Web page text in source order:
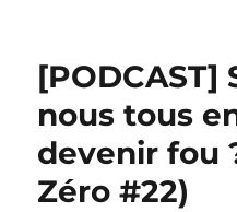
[PODCAST]
nous tous
devenir fou
Zéro #22)